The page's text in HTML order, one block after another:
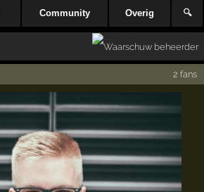
Community Overig 🔍
2 fans